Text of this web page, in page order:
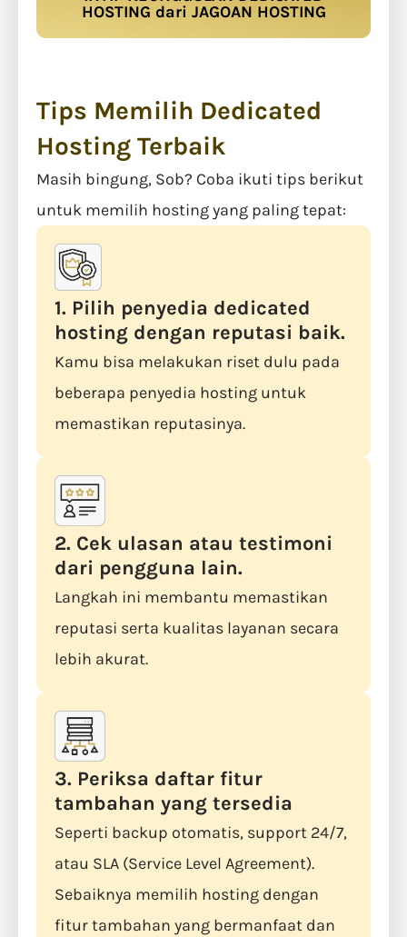
HOSTING dari JAGOAN HOSTING
Tips Memilih Dedicated
Hosting Terbaik
Masih bingung, Sob? Coba ikuti tips berikut
untuk memilih hosting yang paling tepat:
1. Pilih penyedia dedicated
hosting dengan reputasi baik.
Kamu bisa melakukan riset dulu pada
beberapa penyedia hosting untuk
memastikan reputasinya.
2. Cek ulasan atau testimoni
dari pengguna lain.
Langkah ini membantu memastikan
reputasi serta kualitas layanan secara
lebih akurat.
3. Periksa daftar fitur
tambahan yang tersedia
Seperti backup otomatis, support 24/7,
atau SLA (Service Level Agreement).
Sebaiknya memilih hosting dengan
fitur tambahan yang bermanfaat dan